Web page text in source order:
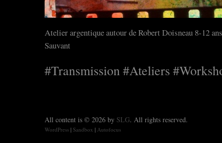
Atelier argentique autour de Robert Doisneau 8-12
Sauvant
#Transmission #Ateliers
All content is © 2026 by SLG. All rights reserved.
WordPress | Sandbox | Autofocus